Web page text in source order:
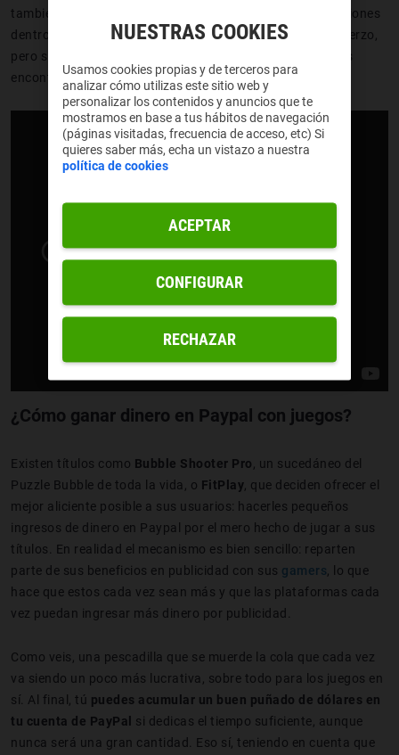
también seremos recompensados por cumplir ciertas misiones
dentro del juego. Monetizar, por lo tanto, requiere de esfuerzo,
pero si no tienes nada mejor que hacer… ¡puede que hayas
encontrado tu nuevo objetivo en la vida!
¿Cómo ganar dinero en Paypal con juegos?
Existen títulos como Bubble Shooter Pro , un sucedáneo del
Puzzle Bubble de toda la vida, o FitPlay , que deciden ofrecer el
mejor aliciente posible a sus usuarios: hacerles pequeños
ingresos de dinero en Paypal por el mero hecho de jugar a sus
títulos. En realidad el mecanismo es bien sencillo: reparten
parte de sus beneficios en publicidad con sus gamers , lo que
hace que estos cada vez sean más y que las plataformas cada
vez puedan ingresar más dinero por publicidad.
Como veis, una pescadilla que se muerde la cola que cada vez
va siendo un poco más lucrativa, sobre todo para los juegos en
sí. Al final, tú puedes acumular un buen puñado de dólares en
tu cuenta de PayPal si dedicas el tiempo suficiente, aunque
nunca será una gran cantidad. Eso sí, teniendo en cuenta que
NUESTRAS COOKIES
Usamos cookies propias y de terceros para
analizar cómo utilizas este sitio web y
personalizar los contenidos y anuncios que te
mostramos en base a tus hábitos de navegación
(páginas visitadas, frecuencia de acceso, etc) Si
quieres saber más, echa un vistazo a nuestra
política de cookies
RECHAZAR
ACEPTAR
CONFIGURAR